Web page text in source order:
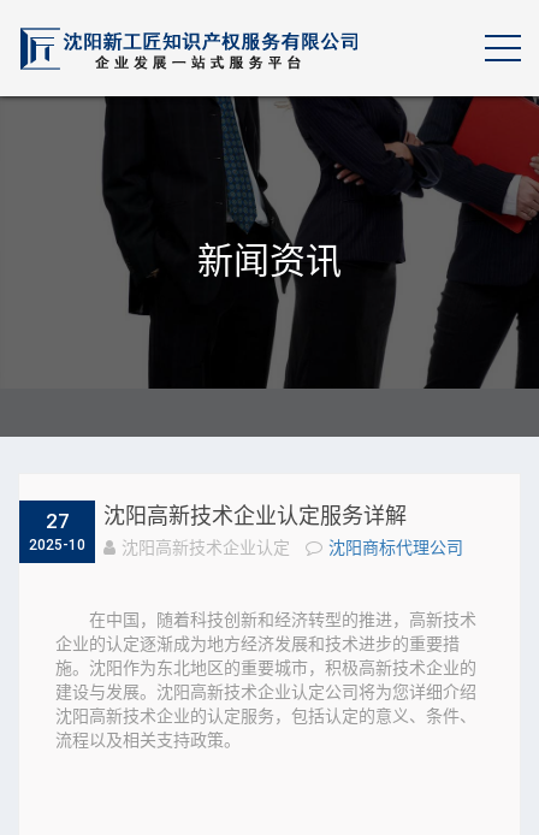
新闻资讯
27
2025-10
沈阳高新技术企业认定服务详解
沈阳高新技术企业认定 沈阳商标代理公司
在中国，随着科技创新和经济转型的推进，高新技术
企业的认定逐渐成为地方经济发展和技术进步的重要措
施。沈阳作为东北地区的重要城市，积极高新技术企业的
建设与发展。沈阳高新技术企业认定公司将为您详细介绍
沈阳高新技术企业的认定服务，包括认定的意义、条件、
流程以及相关支持政策。